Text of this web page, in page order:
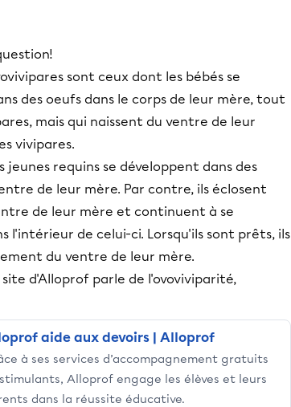
sont ceux dont les bébés se
des oeufs dans le corps de leur mère, tout
mais qui naissent du ventre de leur
vivipares.
jeunes requins se développent dans des
de leur mère. Par contre, ils éclosent
de leur mère et continuent à se
l'intérieur de celui-ci. Lorsqu'ils sont prêts, ils
du ventre de leur mère.
d'Alloprof parle de l'ovoviviparité,
aide aux devoirs | Alloprof
à ses services d’accompagnement gratuits
Alloprof engage les élèves et leurs
dans la réussite éducative.